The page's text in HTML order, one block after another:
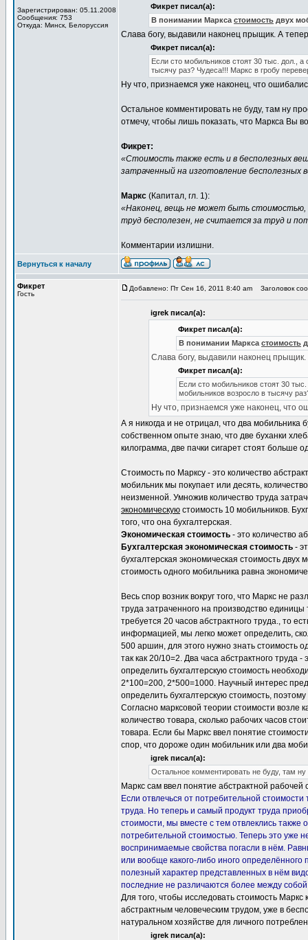
Зарегистрирован: 05.11.2008
Сообщения: 753
Откуда: Минск, Белоруссия
Фикрет писал(а):
В понимании Маркса стоимость двух
Слава богу, выдавили наконец прыщик. А
Фикрет писал(а):
Если сто мобильников стоят 30 тыс. дол.,
тысячу раз? Чудеса!!! Маркс в гробу
Ну что, признаемся уже наконец, что
Остальное комментировать не буду, там ну
отмечу, чтобы лишь показать, что Маркса Вы
Фикрет:
«Стоимость также есть и в бесполезных
затраченный на изготовление
Маркс (Капитал, гл. 1):
«Наконец, вещь не может быть стоимостью,
труд бесполезен, не считается за труд и
Комментарии излишни.
Вернуться к началу
Фикрет
Гость
Добавлено: Пт Сен 16, 2011 8:40 am Заголовок
igrek писал(а):
Фикрет писал(а):
В понимании Маркса стоимость
Слава богу, выдавили наконец
Фикрет писал(а):
Если сто мобильников стоят 30
мобильников возросло в тысячу
Ну что, признаемся уже наконец, что
А я никогда и не отрицал, что два мобильника
собственном опыте знаю, что две буханки
килограмма, две пачки сигарет стоят больше
Стоимость по Марксу - это количество
мобильник мы покупает или десять,
неизменной. Умножив количество труда
экономическую стоимость 10 мобильников.
того, что она бухгалтерская.
Экономическая стоимость - это количество
Бухгалтерская экономическая стоимость -
бухгалтерская экономическая стоимость
стоимость одного мобильника равна
Весь спор возник вокруг того, что Маркс не
труда затраченного на производство
требуется 20 часов абстрактного труда., то
информацией, мы легко может определить,
500 аршин, для этого нужно знать стоимость
так как 20/10=2. Два часа абстрактного труда
определить бухгалтерскую стоимость
2*100=200, 2*500=1000. Научный интерес
определить бухгалтерскую стоимость,
Согласно марксовой теории стоимости возле
количество товара, сколько рабочих часов
товара. Если бы Маркс ввел понятие
спор, что дороже один мобильник или два
igrek писал(а):
Остальное комментировать не буду, там
Маркс сам ввел понятие абстрактной
Если отвлечься от потребительной
труда. Но теперь и самый продукт труда
стоимости, мы вместе с тем отвлеклись также
потребительной стоимостью. Теперь это уже
воспринимаемые свойства погасли в нём.
или вообще какого-либо иного определённого
полезный характер представленных в нём
последние не различаются более между собой,
Для того, чтобы исследовать стоимость
абстрактным человеческим трудом, уже в
натуральном хозяйстве для личного
igrek писал(а):